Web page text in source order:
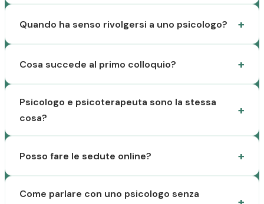
Quando ha senso rivolgersi a uno psicologo?
Cosa succede al primo colloquio?
Psicologo e psicoterapeuta sono la stessa
cosa?
Posso fare le sedute online?
Come parlare con uno psicologo senza